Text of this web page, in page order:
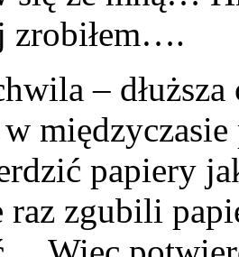
zrobiłem….
–
międzyczasie
papiery
raz zgubili